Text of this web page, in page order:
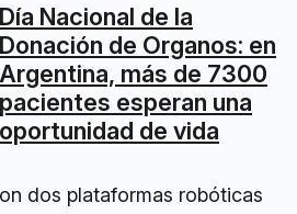
Día Nacional de la
Donación de Organos: en
Argentina, más de 7300
pacientes esperan una
oportunidad de vida
dos plataformas robóticas